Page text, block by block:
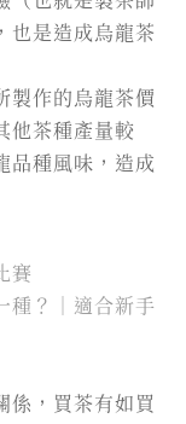
也是造成烏龍茶
製作的烏龍茶價
他茶種產量較
品種風味，造成
賽
種？｜適合新手
係，買茶有如買